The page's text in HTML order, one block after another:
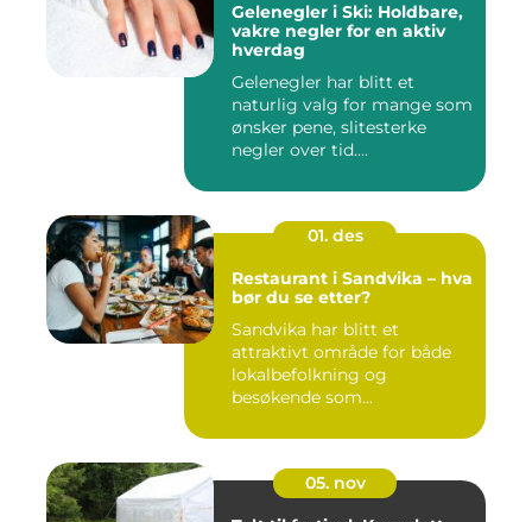
Gelenegler i Ski: Holdbare,
vakre negler for en aktiv
hverdag
Gelenegler har blitt et
naturlig valg for mange som
ønsker pene, slitesterke
negler over tid....
01. des
Restaurant i Sandvika – hva
bør du se etter?
Sandvika har blitt et
attraktivt område for både
lokalbefolkning og
besøkende som...
05. nov